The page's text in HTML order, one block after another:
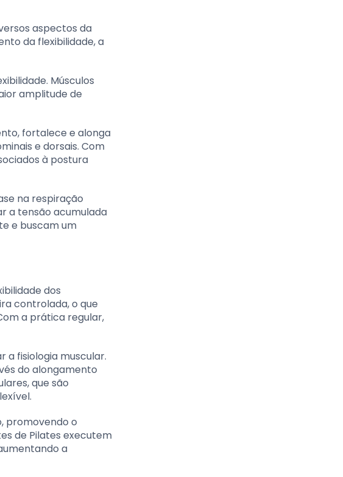
aspectos da
da flexibilidade, a
Músculos
amplitude de
fortalece e alonga
e dorsais. Com
à postura
na respiração
a tensão acumulada
e buscam um
dos
controlada, o que
a prática regular,
fisiologia muscular.
do alongamento
que são
promovendo o
de Pilates executem
a